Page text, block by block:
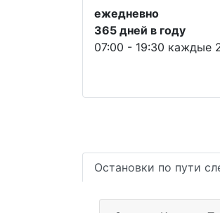
ежедневно
365 дней в году
07:00 - 19:30 каждые
Остановки по пути